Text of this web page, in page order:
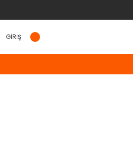
GİRİŞ